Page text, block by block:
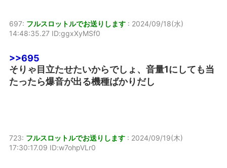
697: フルスロットルでお送りします : 2024/09/18(水)
14:48:35.27 ID:ggxXyMSf0
>>695
そりゃ目立たせたいからでしょ、音量1にしても当
たったら爆音が出る機種ばかりだし
723: フルスロットルでお送りします : 2024/09/19(木)
17:30:17.09 ID:w7ohpVLr0